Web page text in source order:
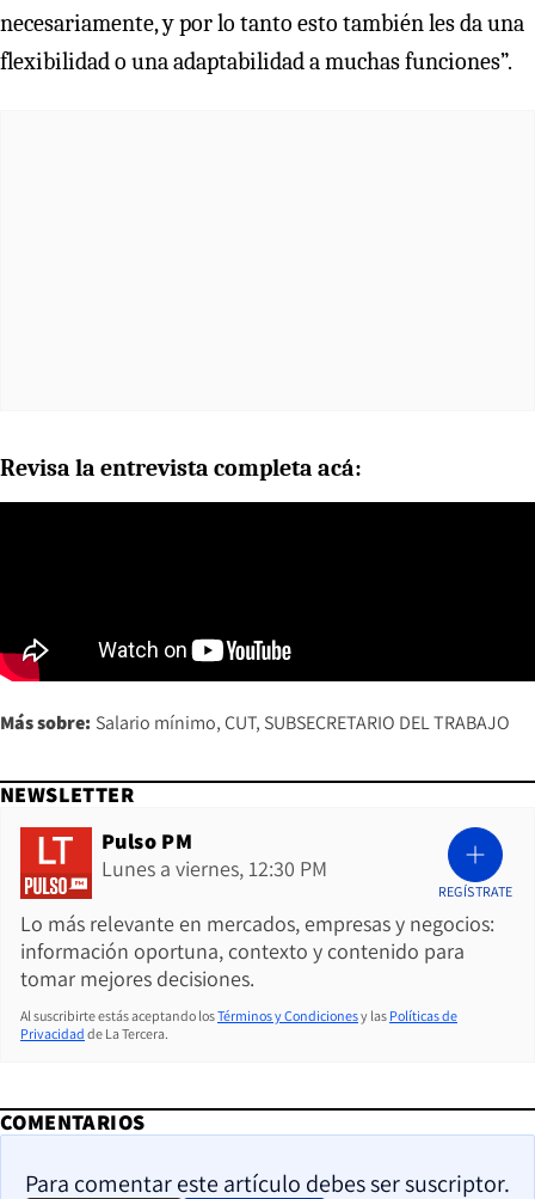
necesariamente, y por lo tanto esto también les da una
flexibilidad o una adaptabilidad a muchas funciones”.
Revisa la entrevista completa acá:
Más sobre: Salario mínimo CUT SUBSECRETARIO DEL TRABAJO
NEWSLETTER
Pulso PM
Lunes a viernes, 12:30 PM
Lo más relevante en mercados, empresas y negocios:
información oportuna, contexto y contenido para
tomar mejores decisiones.
REGÍSTRATE
Al suscribirte estás aceptando losTérminos y Condicionesy las Políticas de
Privacidad de La Tercera.
COMENTARIOS
Para comentar este artículo debes ser suscriptor.